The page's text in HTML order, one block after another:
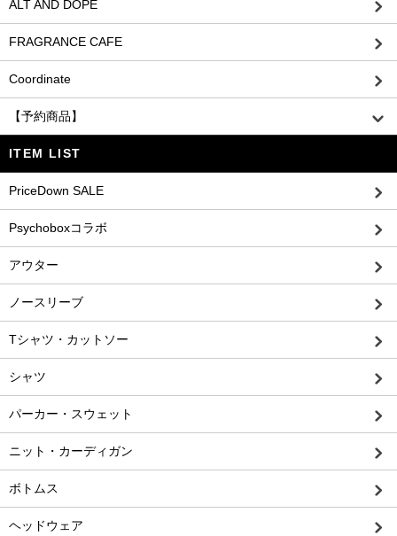
ALT AND DOPE
FRAGRANCE CAFE
Coordinate
【予約商品】
ITEM LIST
PriceDown SALE
Psychoboxコラボ
アウター
ノースリーブ
Tシャツ・カットソー
シャツ
パーカー・スウェット
ニット・カーディガン
ボトムス
ヘッドウェア